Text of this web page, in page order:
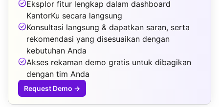
Eksplor fitur lengkap dalam dashboard
KantorKu secara langsung
Konsultasi langsung & dapatkan saran, serta
rekomendasi yang disesuaikan dengan
kebutuhan Anda
Akses rekaman demo gratis untuk dibagikan
dengan tim Anda
Request Demo →